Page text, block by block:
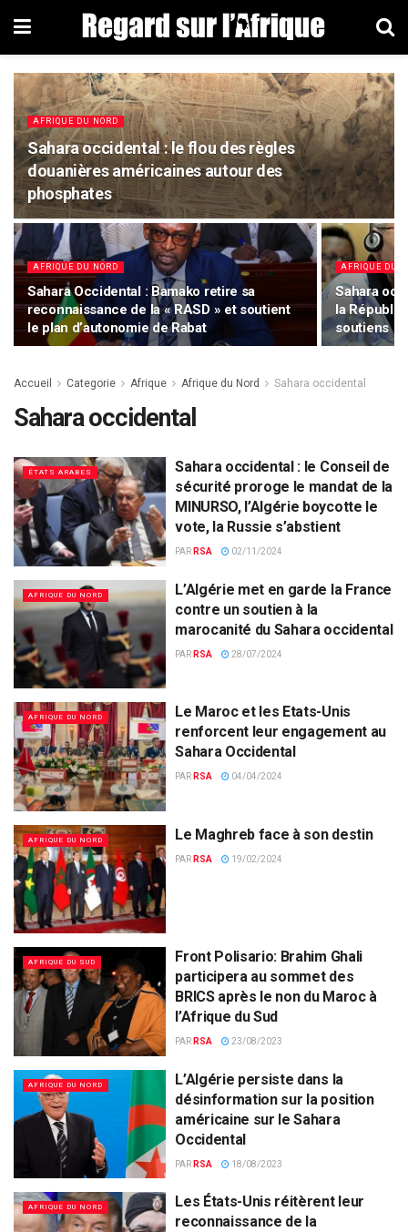
AFRIQUE DU NORD
Sahara occidental : le flou des règles
douanières américaines autour des
phosphates
AFRIQUE DU NORD
Sahara Occidental : Bamako retire sa
reconnaissance de la « RASD » et soutient
le plan d’autonomie de Rabat
AFRIQUE DU
Sahara
la
soutiens
Accueil Categorie Afrique Afrique du Nord Sahara occidental
Sahara occidental
ÉTATS ARABES
Sahara occidental : le Conseil de
sécurité proroge le mandat de la
MINURSO, l’Algérie boycotte le
vote, la Russie s’abstient
PAR RSA 02/11/2024
AFRIQUE DU NORD
L’Algérie met en garde la France
contre un soutien à la
marocanité du Sahara occidental
PAR RSA 28/07/2024
AFRIQUE DU NORD
Le Maroc et les Etats-Unis
renforcent leur engagement au
Sahara Occidental
PAR RSA 04/04/2024
AFRIQUE DU NORD Le Maghreb face à son destin
PAR RSA 19/02/2024
AFRIQUE DU SUD
Front Polisario: Brahim Ghali
participera au sommet des
BRICS après le non du Maroc à
l’Afrique du Sud
PAR RSA 23/08/2023
AFRIQUE DU NORD
L’Algérie persiste dans la
désinformation sur la position
américaine sur le Sahara
Occidental
PAR RSA 18/08/2023
AFRIQUE DU NORD
Les États-Unis réitèrent leur
reconnaissance de la